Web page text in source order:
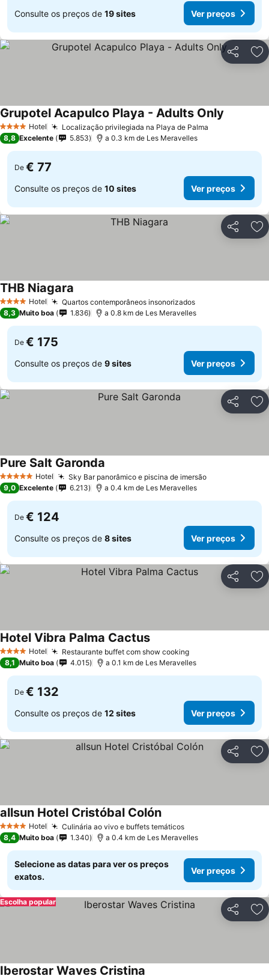
Consulte os preços de 19 sites Ver preços
Partilhar
4 EstrelasHotel Localização privilegiada na Playa de Palma
Grupotel Acapulco Playa - Adults Only
8,8 Excelente 5.853 a 0.3 km de Les Meravelles
De € 77
Consulte os preços de 10 sites Ver preços
Partilhar
4 EstrelasHotel Quartos contemporâneos insonorizados
THB Niagara
8,3 Muito boa 1.836 a 0.8 km de Les Meravelles
De € 175
Consulte os preços de 9 sites Ver preços
Partilhar
5 Estrelas Hotel Sky Bar panorâmico e piscina de imersão
Pure Salt Garonda
9,0 Excelente 6.213 a 0.4 km de Les Meravelles
De € 124
Consulte os preços de 8 sites Ver preços
Partilhar
4 EstrelasHotel Restaurante buffet com show cooking
Hotel Vibra Palma Cactus
8,1 Muito boa 4.015 a 0.1 km de Les Meravelles
De € 132
Consulte os preços de 12 sites Ver preços
Partilhar
4 EstrelasHotel Culinária ao vivo e buffets temáticos
allsun Hotel Cristóbal Colón
8,4 Muito boa 1.340 a 0.4 km de Les Meravelles
Selecione as datas para ver os preços
exatos.
Ver preços
Partilhar
Escolha popular
Iberostar Waves Cristina